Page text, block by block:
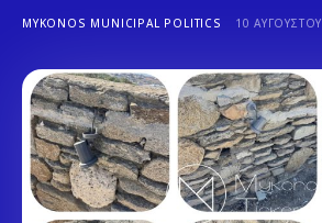
MYKONOS MUNICIPAL POLITICS 10